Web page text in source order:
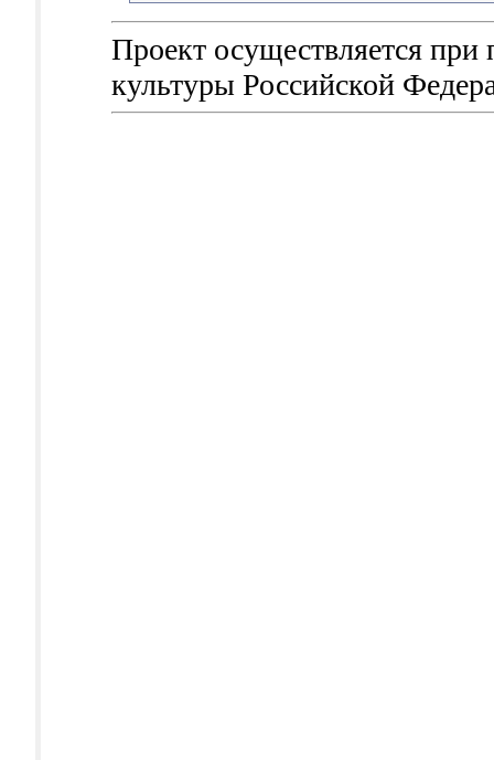
Проект осуществляется
культуры Российской